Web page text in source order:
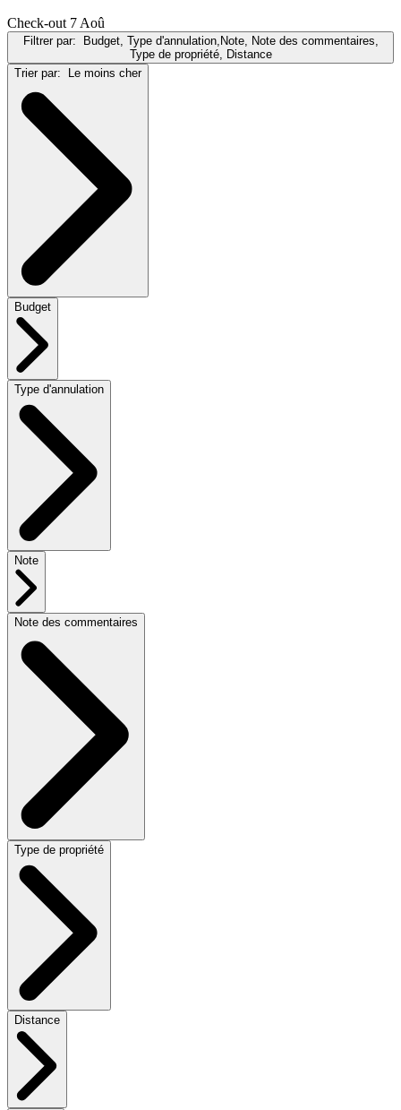
Check-out 7 Aoû
Filtrer par:
Budget, Type d'annulation,Note, Note des commentaires,
Type de propriété, Distance
Trier par:
Le moins cher
Budget
Type d'annulation
Note
Note des commentaires
Type de propriété
Distance